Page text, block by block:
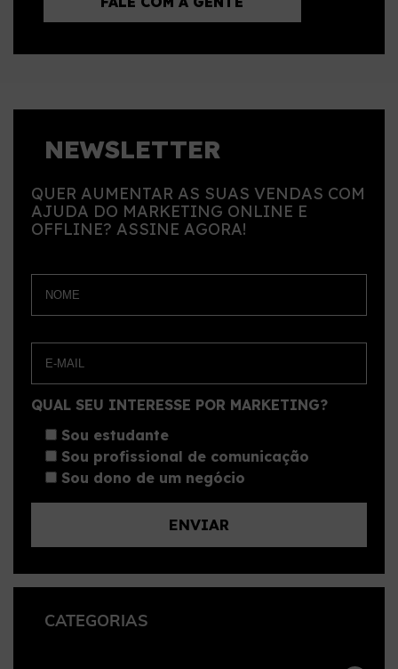
NEWSLETTER
QUER AUMENTAR AS SUAS VENDAS COM
AJUDA DO MARKETING ONLINE E
OFFLINE? ASSINE AGORA!
QUAL SEU INTERESSE POR MARKETING?
Sou estudante
Sou profissional de comunicação
Sou dono de um negócio
CATEGORIAS